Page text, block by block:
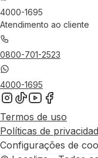
4000-1695
Atendimento ao cliente
0800-701-2523
4000-1695
Termos de uso
Políticas de
Configurações de